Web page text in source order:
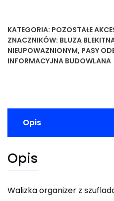
KATEGORIA: POZOSTAŁE
ZNACZNIKÓW: BLUZA
NIEUPOWAZNIONYM, PASY
INFORMACYJNA BUDOWLANA
Opis
Opis
Walizka organizer z